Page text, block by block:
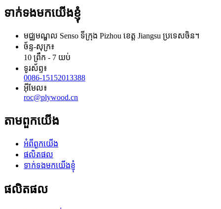
ទាក់ទងមកយើងខ្ញុំ
មជ្ឈមណ្ឌល Senso ទីក្រុង Pizhou ខេត្ត Jiangsu ប្រទេសចិន។
ច័ន្ទ-សុក្រ៖
10 ព្រឹក - 7 យប់
ទូរស័ព្ទ៖
0086-15152013388
អ៊ីមែល៖
roc@plywood.cn
តាមពួកយើង
អំពីពួកយើង
ផលិតផល
ទាក់ទងមកយើងខ្ញុំ
ផលិតផល